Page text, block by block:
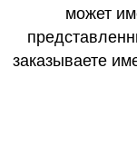
может
заказываете